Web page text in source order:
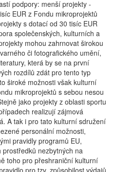
podpory: menší projekty -
EUR z Fondu mikroprojektů
s dotací od 30 tisíc EUR
společenských, kulturních a
mohou zahrnovat širokou
či fotografického umění,
která by se na první
rozdílů zdát pro tento typ
široké možnosti však kulturní
mikroprojektů s sebou nesou
jako projekty z oblasti sportu
realizují zájmová
A tak i pro tato kulturní sdružení
personální možnosti,
pravidly programů EU,
nezbytných na
toho pro přeshraniční kulturní
pro tzv. způsobilost výdajů